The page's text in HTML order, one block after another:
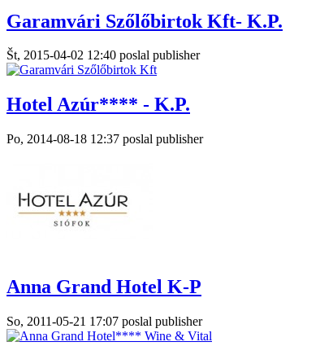
Garamvári Szőlőbirtok Kft- K.P.
Št, 2015-04-02 12:40 poslal publisher
Hotel Azúr**** - K.P.
Po, 2014-08-18 12:37 poslal publisher
Anna Grand Hotel K-P
So, 2011-05-21 17:07 poslal publisher